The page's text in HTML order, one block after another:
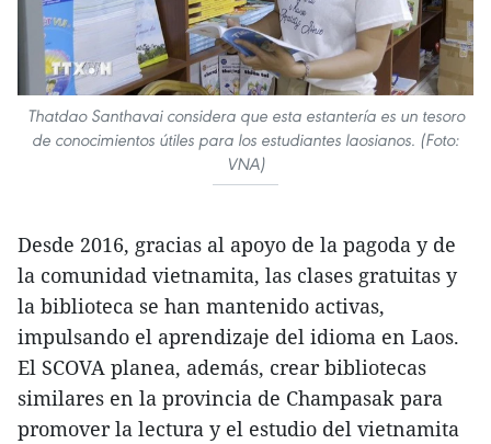
Thatdao Santhavai considera que esta estantería es un tesoro
de conocimientos útiles para los estudiantes laosianos. (Foto:
VNA)
Desde 2016, gracias al apoyo de la pagoda y de
la comunidad vietnamita, las clases gratuitas y
la biblioteca se han mantenido activas,
impulsando el aprendizaje del idioma en Laos.
El SCOVA planea, además, crear bibliotecas
similares en la provincia de Champasak para
promover la lectura y el estudio del vietnamita